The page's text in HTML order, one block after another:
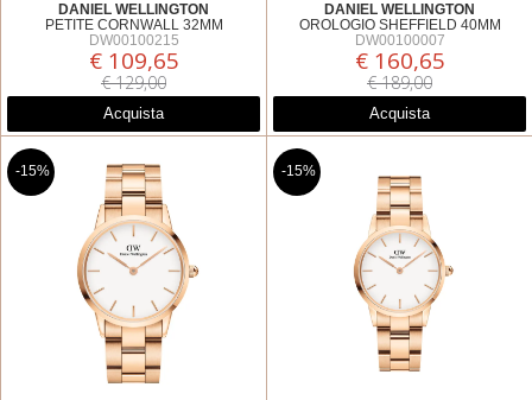
DANIEL WELLINGTON
PETITE CORNWALL 32MM
DW00100215
€ 109,65
€ 129,00
Acquista
DANIEL WELLINGTON
OROLOGIO SHEFFIELD 40MM
DW00100007
€ 160,65
€ 189,00
Acquista
-15% -15%